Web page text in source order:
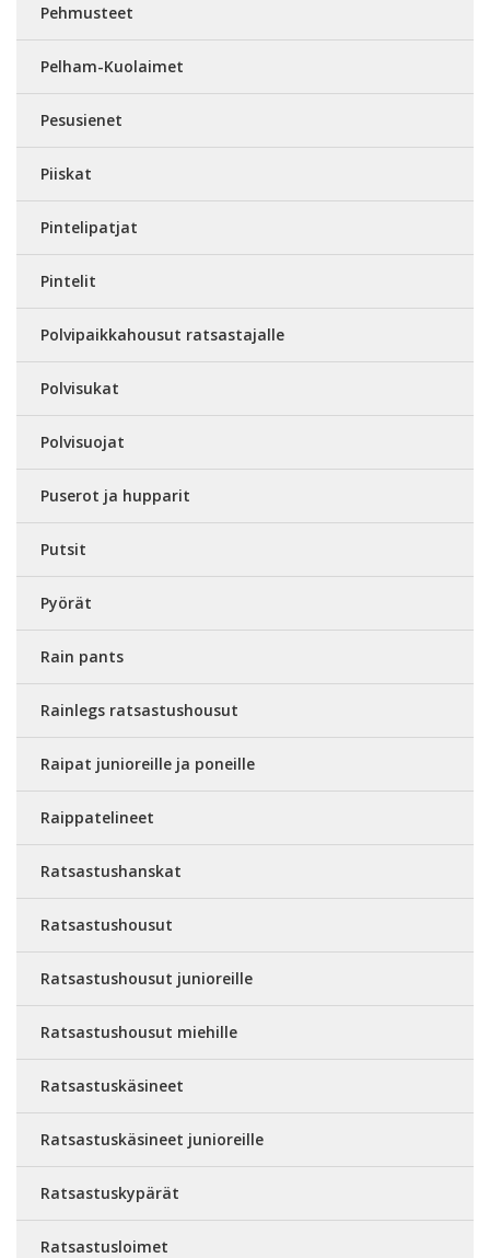
Pehmusteet
Pelham-Kuolaimet
Pesusienet
Piiskat
Pintelipatjat
Pintelit
Polvipaikkahousut ratsastajalle
Polvisukat
Polvisuojat
Puserot ja hupparit
Putsit
Pyörät
Rain pants
Rainlegs ratsastushousut
Raipat junioreille ja poneille
Raippatelineet
Ratsastushanskat
Ratsastushousut
Ratsastushousut junioreille
Ratsastushousut miehille
Ratsastuskäsineet
Ratsastuskäsineet junioreille
Ratsastuskypärät
Ratsastusloimet